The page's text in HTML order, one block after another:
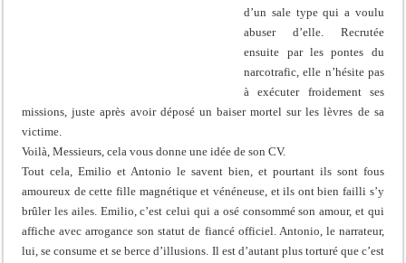
d’un sale type qui a voulu
abuser d’elle. Recrutée
ensuite par les pontes du
narcotrafic, elle n’hésite pas
à exécuter froidement ses
missions, juste après avoir déposé un baiser mortel sur les lèvres de sa
victime.
Voilà, Messieurs, cela vous donne une idée de son CV.
Tout cela, Emilio et Antonio le savent bien, et pourtant ils sont fous
amoureux de cette fille magnétique et vénéneuse, et ils ont bien failli s’y
brûler les ailes. Emilio, c’est celui qui a osé consommé son amour, et qui
affiche avec arrogance son statut de fiancé officiel. Antonio, le narrateur,
lui, se consume et se berce d’illusions. Il est d’autant plus torturé que c’est